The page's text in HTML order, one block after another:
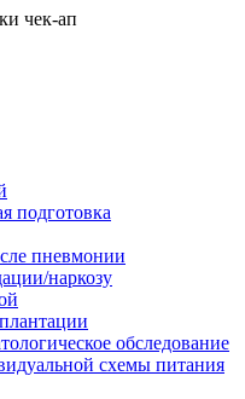
чек-ап
подготовка
пневмонии
наркозу
обследование
схемы питания